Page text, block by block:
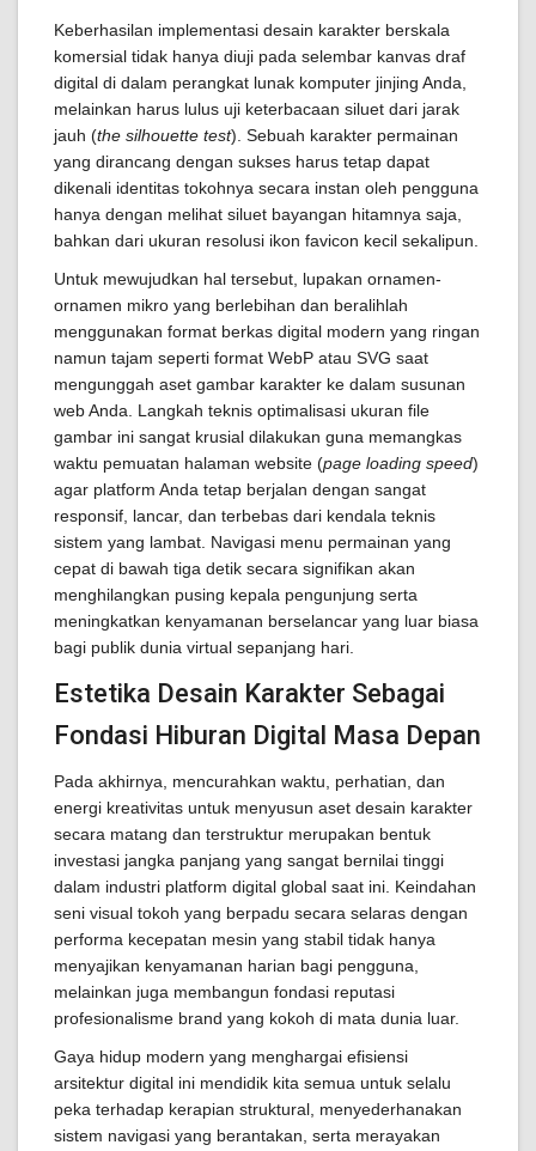
Keberhasilan implementasi desain karakter berskala
komersial tidak hanya diuji pada selembar kanvas draf
digital di dalam perangkat lunak komputer jinjing Anda,
melainkan harus lulus uji keterbacaan siluet dari jarak
jauh (the silhouette test). Sebuah karakter permainan
yang dirancang dengan sukses harus tetap dapat
dikenali identitas tokohnya secara instan oleh pengguna
hanya dengan melihat siluet bayangan hitamnya saja,
bahkan dari ukuran resolusi ikon favicon kecil sekalipun.
Untuk mewujudkan hal tersebut, lupakan ornamen-
ornamen mikro yang berlebihan dan beralihlah
menggunakan format berkas digital modern yang ringan
namun tajam seperti format WebP atau SVG saat
mengunggah aset gambar karakter ke dalam susunan
web Anda. Langkah teknis optimalisasi ukuran file
gambar ini sangat krusial dilakukan guna memangkas
waktu pemuatan halaman website (page loading speed)
agar platform Anda tetap berjalan dengan sangat
responsif, lancar, dan terbebas dari kendala teknis
sistem yang lambat. Navigasi menu permainan yang
cepat di bawah tiga detik secara signifikan akan
menghilangkan pusing kepala pengunjung serta
meningkatkan kenyamanan berselancar yang luar biasa
bagi publik dunia virtual sepanjang hari.
Estetika Desain Karakter Sebagai
Fondasi Hiburan Digital Masa Depan
Pada akhirnya, mencurahkan waktu, perhatian, dan
energi kreativitas untuk menyusun aset desain karakter
secara matang dan terstruktur merupakan bentuk
investasi jangka panjang yang sangat bernilai tinggi
dalam industri platform digital global saat ini. Keindahan
seni visual tokoh yang berpadu secara selaras dengan
performa kecepatan mesin yang stabil tidak hanya
menyajikan kenyamanan harian bagi pengguna,
melainkan juga membangun fondasi reputasi
profesionalisme brand yang kokoh di mata dunia luar.
Gaya hidup modern yang menghargai efisiensi
arsitektur digital ini mendidik kita semua untuk selalu
peka terhadap kerapian struktural, menyederhanakan
sistem navigasi yang berantakan, serta merayakan